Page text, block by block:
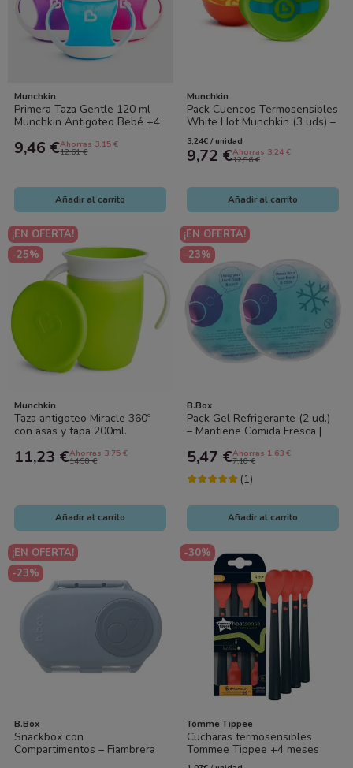
Munchkin
Primera Taza Gentle 120 ml
Munchkin Antigoteo Bebé +4
9,46 €Ahorras 3.15 €
12,61 €
Añadir al carrito
Munchkin
Pack Cuencos Termosensibles
White Hot Munchkin (3 uds) –
Cuencos Bebé con Indicador
de...
3,24€ / unidad
9,72 €Ahorras 3.24 €
12,96 €
Añadir al carrito
¡EN OFERTA!
-25%
Munchkin
Taza antigoteo Miracle 360º
con asas y tapa 200ml.
11,23 €Ahorras 3.75 €
14,98 €
Añadir al carrito
¡EN OFERTA!
-23%
B.Box
Pack Gel Refrigerante (2 ud.)
– Mantiene Comida Fresca |
5,47 €Ahorras 1.63 €
7,10 €
(1)
Añadir al carrito
¡EN OFERTA!
-23%
B.Box
Snackbox con
Compartimentos – Fiambrera
-30%
Tomme Tippee
Cucharas termosensibles
Tommee Tippee +4 meses
pack 4 | Cucharas bebé